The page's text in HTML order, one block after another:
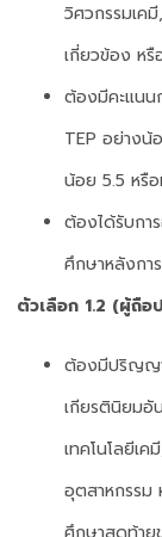
วิศวกรรมเค
เกี่ยวข้อง หรื
ต้องมีคะแนน
TEP อย่างน้
น้อย 5.5 หรือ
ต้องได้รับกา
ศึกษาหลังกา
ตัวเลือก 1.2 (ผู้ถื
ต้องมีปริญญา
เกียรตินิยมอั
เทคโนโลยีเ
อุตสาหกรรม